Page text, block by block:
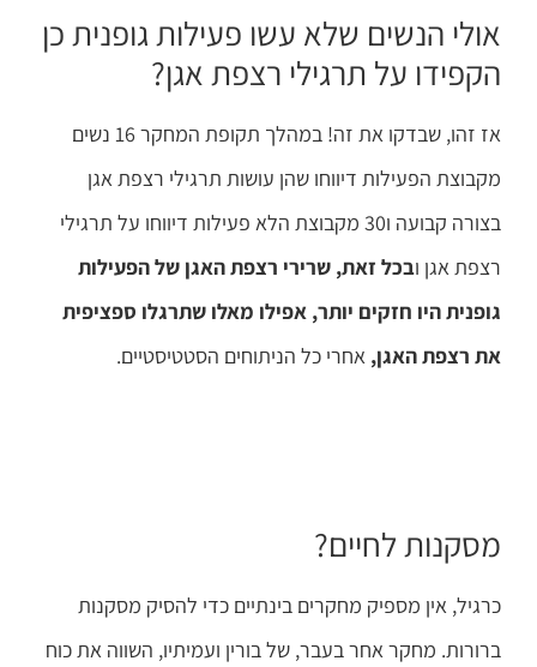
אולי הנשים שלא עשו פעילות גופנית כן
הקפידו על תרגילי רצפת אגן?
אז זהו, שבדקו את זה! במהלך תקופת המחקר 16 נשים
מקבוצת הפעילות דיווחו שהן עושות תרגילי רצפת אגן
בצורה קבועה ו30 מקבוצת הלא פעילות דיווחו על תרגילי
רצפת אגן ובכל זאת, שרירי רצפת האגן של הפעילות
גופנית היו חזקים יותר, אפילו מאלו שתרגלו ספציפית
את רצפת האגן, אחרי כל הניתוחים הסטטיסטיים.
מסקנות לחיים?
כרגיל, אין מספיק מחקרים בינתיים כדי להסיק מסקנות
ברורות. מחקר אחר בעבר, של בורין ועמיתיו, השווה את כוח